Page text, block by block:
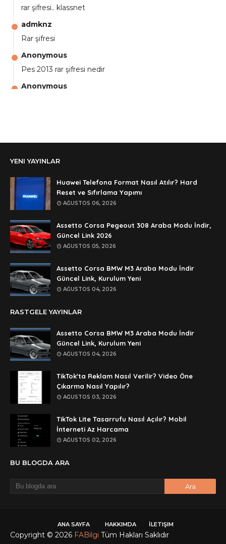
rar şifresi.. klassnet
admknz
Rar şifresi
Anonymous
Pes 2013 rar şifresi nedir
Anonymous
şifre ?
Anonymous
şifre ögrenebilirmiyim
Anonymous
🥰🥰🥰
Anonymous
dedezıplatan31 beğend👌
Anonymous
rar dosyasının şifresi nedir
Anonymous
lan şifre ne şifre
şifre ne
YENI YAYINLAR
Huawei Telefona Format Nasıl Atılır? Hard
Reset ve Sıfırlama Yapımı
AĞUSTOS 06, 2026
Assetto Corsa Pegeout 308 Araba Modu İndir,
Güncel Link 2026
AĞUSTOS 05, 2026
Assetto Corsa BMW M3 Araba Modu İndir
Güncel Link, Kurulum Yeni
AĞUSTOS 04, 2026
RASTGELE YAYINLAR
Assetto Corsa BMW M3 Araba Modu İndir
Güncel Link, Kurulum Yeni
AĞUSTOS 04, 2026
TikTok'ta Reklam Nasıl Verilir? Video Öne
Çıkarma Nasıl Yapılır?
AĞUSTOS 03, 2026
TikTok Lite Tasarrufu Nasıl Açılır? Mobil
İnterneti Az Harcama
AĞUSTOS 02, 2026
BU BLOGDA ARA
ANA SAYFA HAKKIMDA İLETIŞIM
Copyright © 2026 FABilgi Tüm Hakları Saklıdır